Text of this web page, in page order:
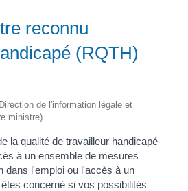
reconnu
(RQTH)
de l'information légale et
ministre)
la qualité de travailleur handicapé
à un ensemble de mesures
dans l'emploi ou l'accès à un
concerné si vos possibilités